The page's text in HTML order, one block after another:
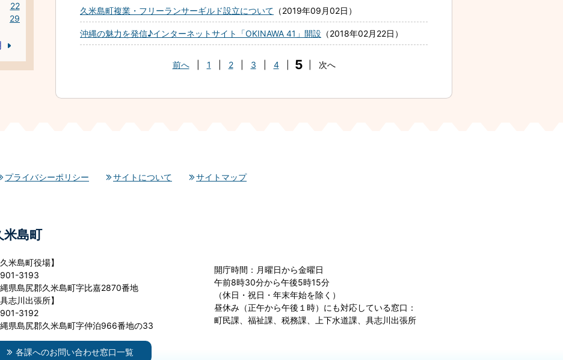
久米島町複業・フリーランサーギルド設立について 2019年09月02日
沖縄の魅力を発信♪インターネットサイト「OKINAWA 41」開設 2018年02月22日
前へ 1 2 3 4 5 次へ
22
29
プライバシーポリシー サイトについて サイトマップ
米島町
久米島町役場】
3193
県島尻郡久米島町字比嘉2870番地
具志川出張所】
3192
県島尻郡久米島町字仲泊966番地の33
各課へのお問い合わせ窓口一覧
開庁時間：月曜日から金曜日
午前8時30分から午後5時15分
（休日・祝日・年末年始を除く）
昼休み（正午から午後１時）にも対応している窓口：
町民課、福祉課、税務課、上下水道課、具志川出張所